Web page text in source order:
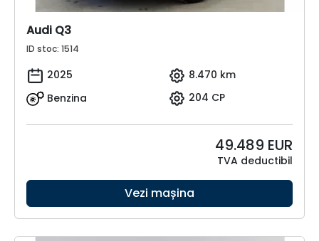
Audi Q3
ID stoc: 1514
2025
8.470 km
Benzina
204 CP
49.489 EUR
TVA deductibil
Vezi mașina